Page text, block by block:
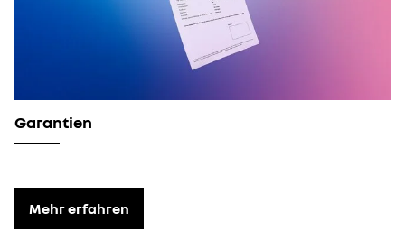
Garantien
Mehr erfahren